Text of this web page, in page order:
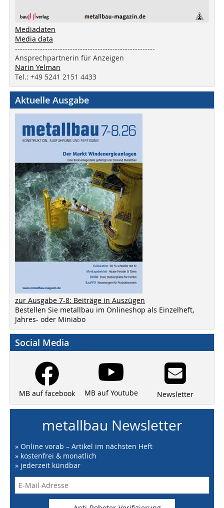
Mediadaten
Media data
--------------------------------------------------------
Ansprechpartnerin für Anzeigen
Narin Yelman
Tel.: +49 5241 2151 4433
Aktuelle Ausgabe
zur Ausgabe 7-8: Beiträge in Auszügen
Bestellen Sie metallbau im Onlineshop als Einzelheft,
Jahres- oder Miniabo
Social Media
MB auf facebook MB auf Youtube Newsletter
metallbau Newsletter
» Online vorab – Artikel im nächsten Heft
» kostenfrei & monatlich
» jederzeit kündbar